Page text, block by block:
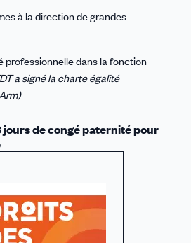
à la direction de grandes
professionnelle dans la fonction
a signé la charte égalité
jours de congé paternité pour